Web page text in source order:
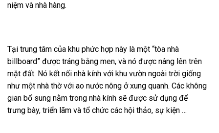
niệm và nhà hàng.
Tại trung tâm của khu phức hợp này là một “tòa nhà
billboard” được tráng bằng men, và nó được nâng lên trên
mặt đất. Nó kết nối nhà kính với khu vườn ngoài trời giống
như một nhà thờ với ao nước nông ở xung quanh. Các không
gian bổ sung nằm trong nhà kính sẽ được sử dụng để
trưng bày, triển lãm và tổ chức các hội thảo, sự kiện …